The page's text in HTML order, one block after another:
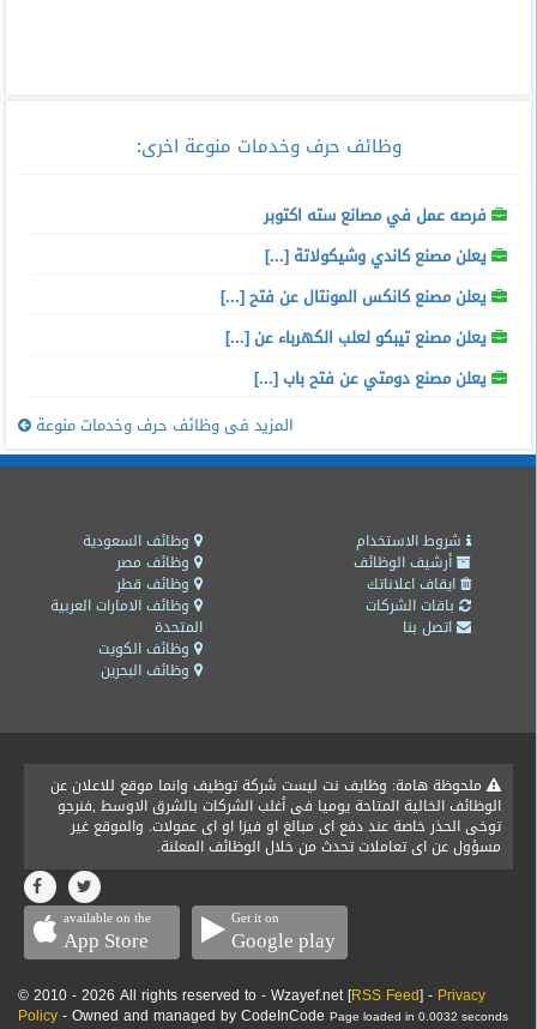
وظائف حرف وخدمات منوعة اخرى:
فرصه عمل في مصانع سته اكتوبر
يعلن مصنع كاندي وشيكولاتة [...]
يعلن مصنع كانكس المونتال عن فتح [...]
يعلن مصنع تيبكو لعلب الكهرباء عن [...]
يعلن مصنع دومتي عن فتح باب [...]
المزيد فى وظائف حرف وخدمات منوعة
وظائف السعودية
وظائف مصر
وظائف قطر
وظائف الامارات العربية
المتحدة
وظائف الكويت
وظائف البحرين
شروط الاستخدام
أرشيف الوظائف
ايقاف اعلاناتك
باقات الشركات
اتصل بنا
ملحوظة هامة: وظايف نت ليست شركة توظيف وانما موقع للاعلان عن
الوظائف الخالية المتاحة يوميا فى أغلب الشركات بالشرق الاوسط ,فنرجو
توخى الحذر خاصة عند دفع اى مبالغ او فيزا او اى عمولات. والموقع غير
مسؤول عن اى تعاملات تحدث من خلال الوظائف المعلنة.
available on the
App Store
Get it on
Google play
© 2010 - 2026 All rights reserved to - Wzayef.net [RSS Feed] - Privacy
Policy- Owned and managed by CodeInCode Page loaded in 0.0032 seconds